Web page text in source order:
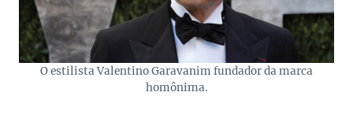
O estilista Valentino Garavanim fundador da marca
homônima.